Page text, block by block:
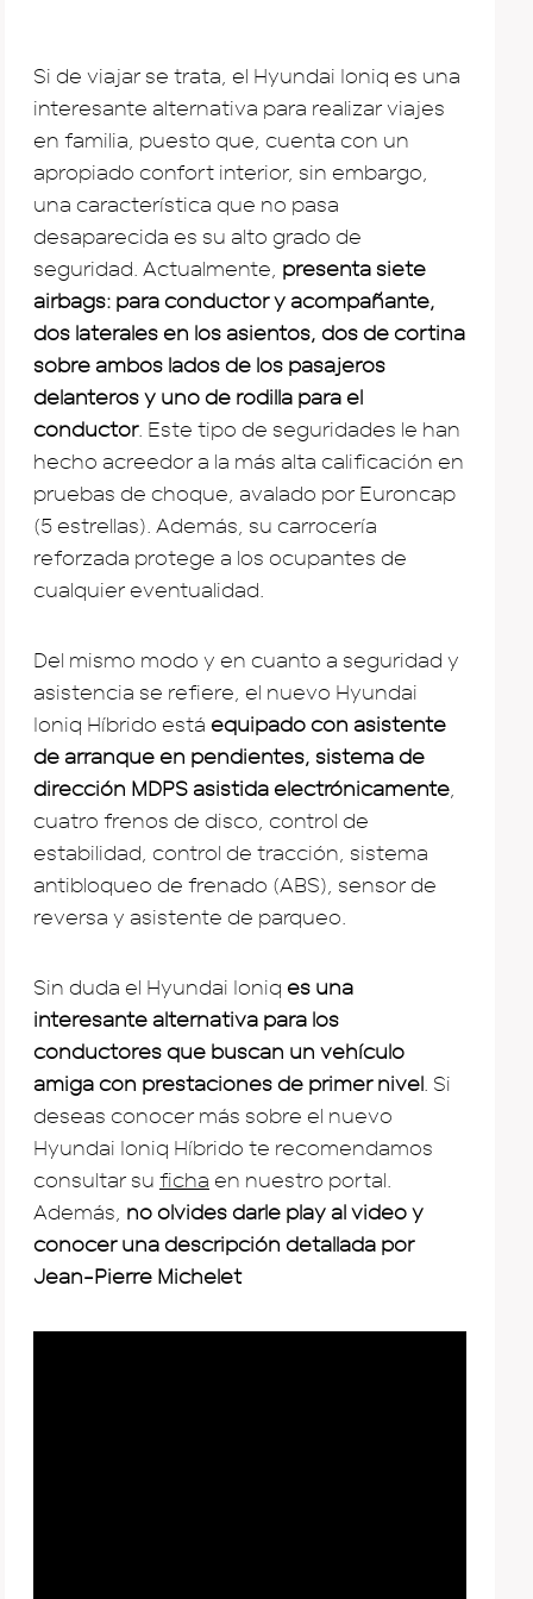
Si de viajar se trata, el Hyundai Ioniq es una
interesante alternativa para realizar viajes
en familia, puesto que, cuenta con un
apropiado confort interior, sin embargo,
una característica que no pasa
desaparecida es su alto grado de
seguridad. Actualmente, presenta siete
airbags: para conductor y acompañante,
dos laterales en los asientos, dos de cortina
sobre ambos lados de los pasajeros
delanteros y uno de rodilla para el
conductor. Este tipo de seguridades le han
hecho acreedor a la más alta calificación en
pruebas de choque, avalado por Euroncap
(5 estrellas). Además, su carrocería
reforzada protege a los ocupantes de
cualquier eventualidad.
Del mismo modo y en cuanto a seguridad y
asistencia se refiere, el nuevo Hyundai
Ioniq Híbrido está equipado con asistente
de arranque en pendientes, sistema de
dirección MDPS asistida electrónicamente
cuatro frenos de disco, control de
estabilidad, control de tracción, sistema
antibloqueo de frenado (ABS), sensor de
reversa y asistente de parqueo.
Sin duda el Hyundai Ioniq es una
interesante alternativa para los
conductores que buscan un vehículo
amiga con prestaciones de primer nivel . Si
deseas conocer más sobre el nuevo
Hyundai Ioniq Híbrido te recomendamos
consultar su ficha en nuestro portal.
Además, no olvides darle play al video y
conocer una descripción detallada por
Jean-Pierre Michelet